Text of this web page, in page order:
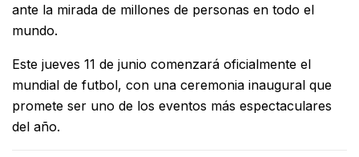
ante la mirada de millones de personas en todo el
mundo.
Este jueves 11 de junio comenzará oficialmente el
mundial de futbol, con una ceremonia inaugural que
promete ser uno de los eventos más espectaculares
del año.